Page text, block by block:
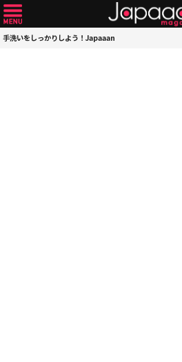
手洗いをしっかりしよう！Japaaan